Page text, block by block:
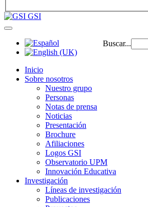
GSI
Buscar...
Inicio
Sobre nosotros
Nuestro grupo
Personas
Notas de prensa
Noticias
Presentación
Brochure
Afiliaciones
Logos GSI
Observatorio UPM
Innovación Educativa
Investigación
Líneas de investigación
Publicaciones